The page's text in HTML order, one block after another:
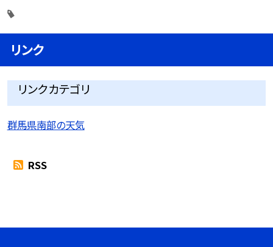
リンク
リンクカテゴリ
群馬県南部の天気
RSS